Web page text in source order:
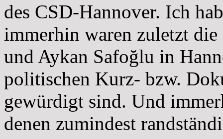
des CSD-Hannover. Ich
immerhin waren zuletzt die
und Aykan Safoğlu in
politischen Kurz- bzw.
gewürdigt sind. Und
denen zumindest